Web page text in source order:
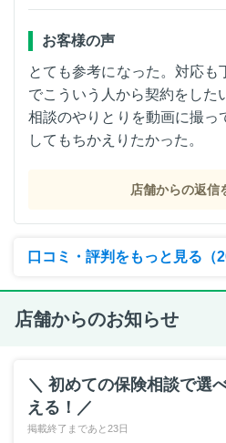
お客様の声
とても参考になった。対応も
でこういう人から契約をした
相談のやりとりを動画に撮っ
してもちかえりたかった。
店舗からの返信
口コミ・評判をもっと見る（
店舗からのお知らせ
＼ 初めての保険相談で選
える！／
掲載終了まであと23日